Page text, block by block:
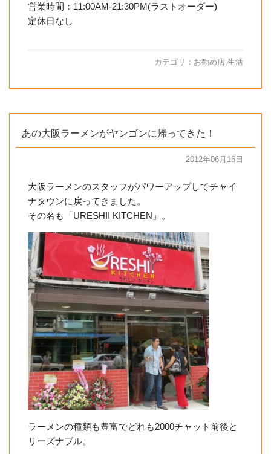
営業時間：11:00AM-21:30PM(ラストオーダー)
定休日なし
カテゴリ： お勧め店,生活
あの大阪ラーメンがヤンゴンに帰ってきた！
2012年06月16日
大阪ラーメンのスタッフがパワーアップしてチャイ
ナタウンに戻ってきました。
その名も「URESHII KITCHEN」。
ラーメンの種類も豊富でどれも2000チャット前後と
リーズナブル。